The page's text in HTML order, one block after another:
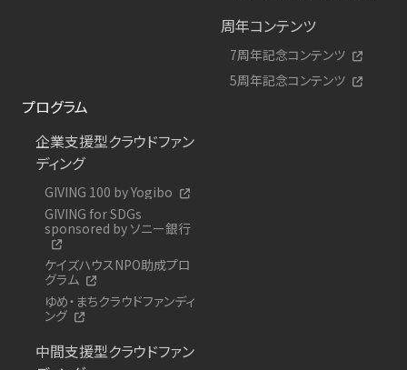
周年コンテンツ
7周年記念コンテンツ
5周年記念コンテンツ
プログラム
企業支援型クラウドファン
ディング
GIVING 100 by Yogibo
GIVING for SDGs
sponsored by ソニー銀行
ケイズハウスNPO助成プロ
グラム
ゆめ・まちクラウドファンディ
ング
中間支援型クラウドファン